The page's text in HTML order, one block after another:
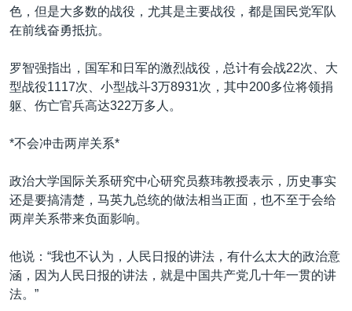
色，但是大多数的战役，尤其是主要战役，都是国民党军队
在前线奋勇抵抗。
罗智强指出，国军和日军的激烈战役，总计有会战22次、大
型战役1117次、小型战斗3万8931次，其中200多位将领捐
躯、伤亡官兵高达322万多人。
*不会冲击两岸关系*
政治大学国际关系研究中心研究员蔡玮教授表示，历史事实
还是要搞清楚，马英九总统的做法相当正面，也不至于会给
两岸关系带来负面影响。
他说：“我也不认为，人民日报的讲法，有什么太大的政治意
涵，因为人民日报的讲法，就是中国共产党几十年一贯的讲
法。”